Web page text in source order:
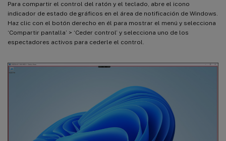
Para compartir el control del ratón y el teclado, abre el icono
indicador de estado de gráficos en el área de notificación de Windows.
Haz clic con el botón derecho en él para mostrar el menú y selecciona
‘Compartir pantalla’ > ‘Ceder control’ y selecciona uno de los
espectadores activos para cederle el control.